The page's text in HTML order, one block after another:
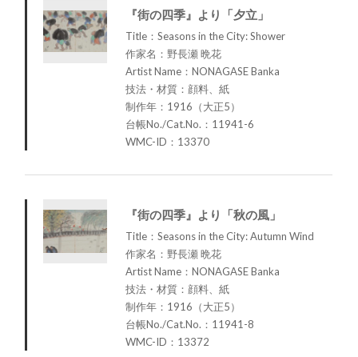
『街の四季』より「夕立」
Title：Seasons in the City: Shower
作家名：野長瀬 晩花
Artist Name：NONAGASE Banka
技法・材質：顔料、紙
制作年：1916（大正5）
台帳No./Cat.No.：11941-6
WMC-ID：13370
『街の四季』より「秋の風」
Title：Seasons in the City: Autumn Wind
作家名：野長瀬 晩花
Artist Name：NONAGASE Banka
技法・材質：顔料、紙
制作年：1916（大正5）
台帳No./Cat.No.：11941-8
WMC-ID：13372